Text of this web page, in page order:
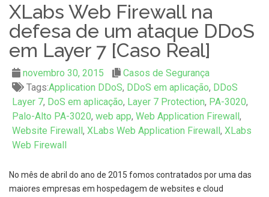
XLabs Web Firewall na
defesa de um ataque DDoS
em Layer 7 [Caso Real]
novembro 30, 2015
Casos de Segurança
Tags:Application DDoS, DDoS em aplicação, DDoS
Layer 7, DoS em aplicação, Layer 7 Protection, PA-3020,
Palo-Alto PA-3020, web app, Web Application Firewall ,
Website Firewall , XLabs Web Application Firewall , XLabs
Web Firewall
No mês de abril do ano de 2015 fomos contratados por uma das
maiores empresas em hospedagem de websites e cloud